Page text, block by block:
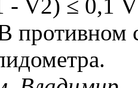
- V2) ≤ 0,1